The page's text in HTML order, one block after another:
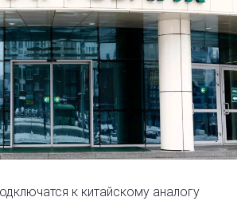
к китайскому аналогу